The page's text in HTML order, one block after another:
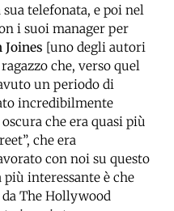
telefonata, e poi nel
i suoi manager per
Joines [uno degli autori
che, verso quel
un periodo di
incredibilmente
che era quasi più
che era
con noi su questo
interessante è che
The Hollywood